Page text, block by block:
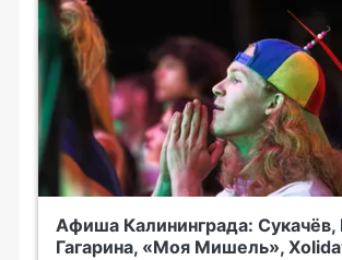
Афиша Калининграда:
Гагарина, «Моя Мишель»,